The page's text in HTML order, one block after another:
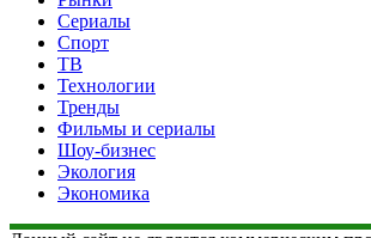
Сериалы
Спорт
ТВ
Технологии
Тренды
Фильмы и сериалы
Шоу-бизнес
Экология
Экономика